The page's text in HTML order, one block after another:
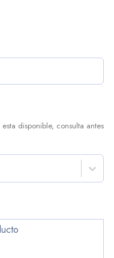
disponible, consulta antes